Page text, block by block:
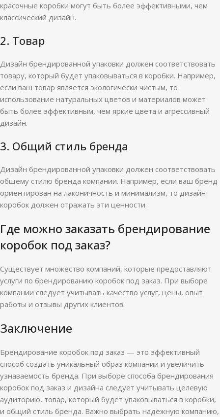
красочные коробки могут быть более эффективными, чем
классический дизайн.
2. Товар
Дизайн брендированной упаковки должен соответствовать
товару, который будет упаковываться в коробки. Например,
если ваш товар является экологически чистым, то
использование натуральных цветов и материалов может
быть более эффективным, чем яркие цвета и агрессивный
дизайн.
3. Общий стиль бренда
Дизайн брендированной упаковки должен соответствовать
общему стилю бренда компании. Например, если ваш бренд
ориентирован на лаконичность и минимализм, то дизайн
коробок должен отражать эти ценности.
Где можно заказать брендирование
коробок под заказ?
Существует множество компаний, которые предоставляют
услуги по брендированию коробок под заказ. При выборе
компании следует учитывать качество услуг, цены, опыт
работы и отзывы других клиентов.
Заключение
Брендирование коробок под заказ — это эффективный
способ создать уникальный образ компании и увеличить
узнаваемость бренда. При выборе способа брендирования
коробок под заказ и дизайна следует учитывать целевую
аудиторию, товар, который будет упаковываться в коробки,
и общий стиль бренда. Важно выбрать надежную компанию,